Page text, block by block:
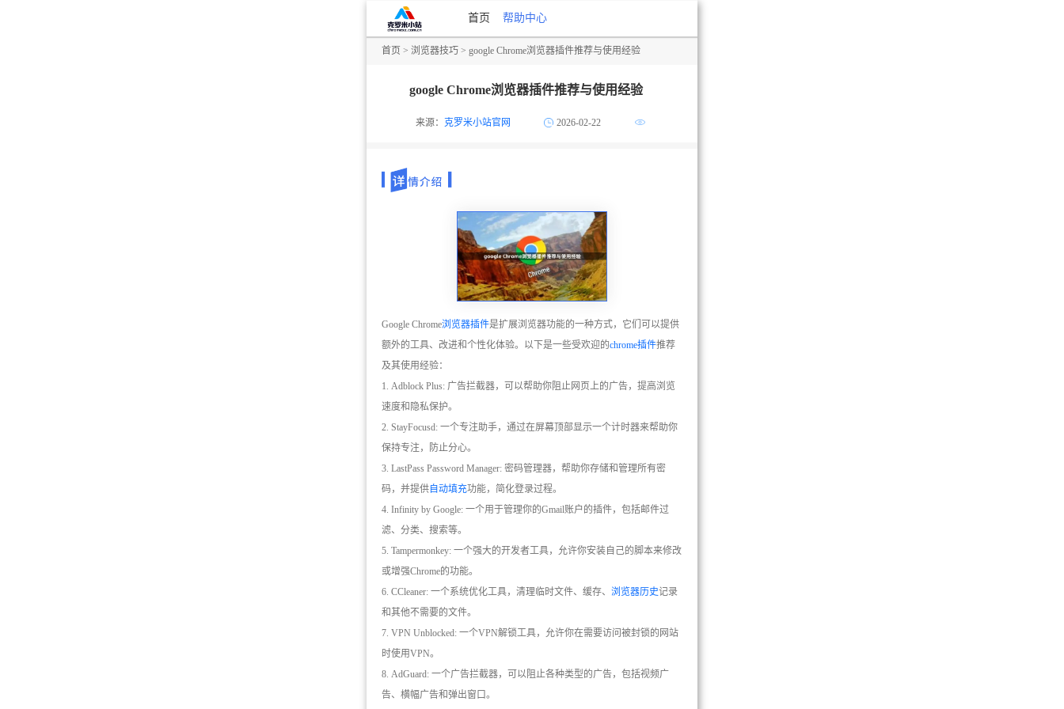
首页 帮助中心
首页 > 浏览器技巧 > google Chrome浏览器插件推荐与使用经验
google Chrome浏览器插件推荐与使用经验
来源： 克罗米小站官网 2026-02-22
Google Chrome浏览器插件是扩展浏览器功能的一种方式，它们可以提供
额外的工具、改进和个性化体验。以下是一些受欢迎的chrome插件推荐
及其使用经验：
1. Adblock Plus: 广告拦截器，可以帮助你阻止网页上的广告，提高浏览
速度和隐私保护。
2. StayFocusd: 一个专注助手，通过在屏幕顶部显示一个计时器来帮助你
保持专注，防止分心。
3. LastPass Password Manager: 密码管理器，帮助你存储和管理所有密
码，并提供自动填充功能，简化登录过程。
4. Infinity by Google: 一个用于管理你的Gmail账户的插件，包括邮件过
滤、分类、搜索等。
5. Tampermonkey: 一个强大的开发者工具，允许你安装自己的脚本来修改
或增强Chrome的功能。
6. CCleaner: 一个系统优化工具，清理临时文件、缓存、 浏览器历史记录
和其他不需要的文件。
7. VPN Unblocked: 一个VPN解锁工具，允许你在需要访问被封锁的网站
时使用VPN。
8. AdGuard: 一个广告拦截器，可以阻止各种类型的广告，包括视频广
告、横幅广告和弹出窗口。